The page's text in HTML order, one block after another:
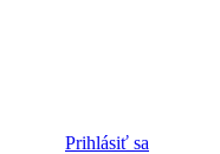
Prihlásiť sa